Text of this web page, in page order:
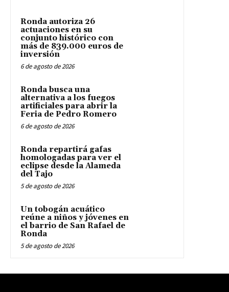
Ronda autoriza 26
actuaciones en su
conjunto histórico con
más de 839.000 euros de
inversión
6 de agosto de 2026
Ronda busca una
alternativa a los fuegos
artificiales para abrir la
Feria de Pedro Romero
6 de agosto de 2026
Ronda repartirá gafas
homologadas para ver el
eclipse desde la Alameda
del Tajo
5 de agosto de 2026
Un tobogán acuático
reúne a niños y jóvenes en
el barrio de San Rafael de
Ronda
5 de agosto de 2026